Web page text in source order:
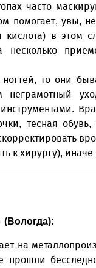
часто
помогает, увы,
кислота) в
несколько
то они
неграмотный
тесная
к хирургу),
(Вологда):
на
прошли